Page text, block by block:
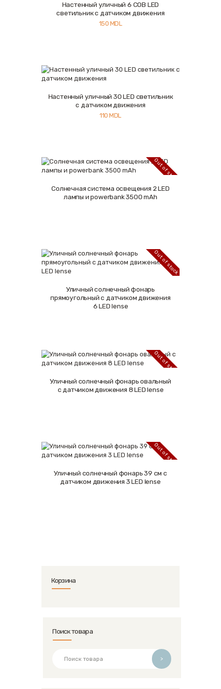
Купить Подробнее
Настенный уличный 6 COB LED
светильник с датчиком движения
150 MDL
Купить Подробнее
Настенный уличный 30 LED светильник
с датчиком движения
110MDL
Out of stock
Подробнее
Солнечная система освещения 2 LED
лампы и powerbank 3500 mAh
Out of stock
Подробнее
Уличный солнечный фонарь
прямоугольный с датчиком движения
6 LED lense
Out of stock
Подробнее
Уличный солнечный фонарь овальный
с датчиком движения 8 LED lense
Out of stock
Подробнее
Уличный солнечный фонарь 39 см с
датчиком движения 3 LED lense
Корзина
Поиск товара
>